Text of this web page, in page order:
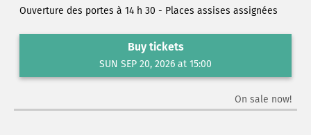
Ouverture des portes à 14 h 30 - Places assises assignées
Buy tickets
SUN SEP 20, 2026 at 15:00
On sale now!